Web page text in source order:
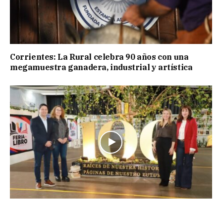
Corrientes: La Rural celebra 90 años con una
megamuestra ganadera, industrial y artística